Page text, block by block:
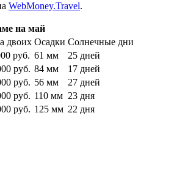
WebMoney.Travel.
на май
двоих Осадки Солнечные дни
руб. 61 мм
25 дней
руб. 84 мм
17 дней
руб. 56 мм
27 дней
руб. 110 мм 23 дня
руб. 125 мм 22 дня